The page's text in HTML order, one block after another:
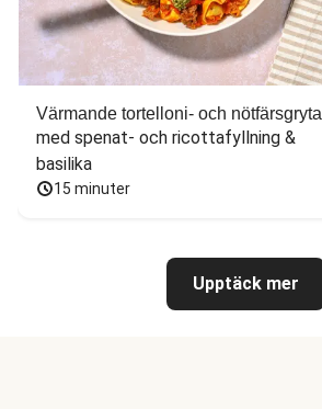
Värmande tortelloni- och nötfärsgryta
med spenat- och ricottafyllning &
basilika
15 minuter
Upptäck mer